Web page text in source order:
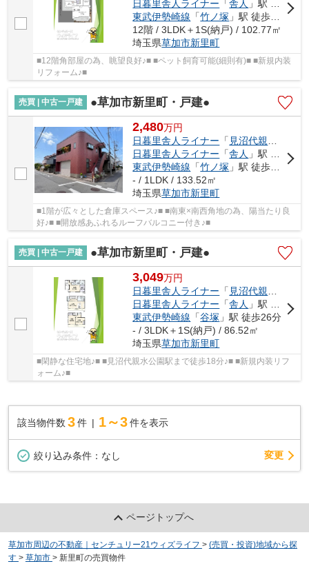
日暮里舎人ライナー 「舎人 」駅 徒歩21分
東武伊勢崎線 「竹ノ塚 」駅 徒歩30分
12階 / 3LDK＋1S(納戸) / 102.77㎡
埼玉県草加市新里町
■12階角部屋の為、眺望良好♪■ ■ペット飼育可能(細則有)■ ■新規内装
リフォーム♪■
売買 | 中古一戸建 ●草加市新里町・戸建●
2,480万円
日暮里舎人ライナー 「 見沼代親水公園
日暮里舎人ライナー 「舎人 」駅 徒歩19分
東武伊勢崎線 「竹ノ塚 」駅 徒歩24分
- / 1LDK / 133.52㎡
埼玉県草加市新里町
■1階が広々とした倉庫スペース♪■ ■南東×南西角地の為、陽当たり良
好♪■ ■開放感あふれるルーフバルコニー付き♪■
売買 | 中古一戸建 ●草加市新里町・戸建●
3,049万円
日暮里舎人ライナー 「 見沼代親水公園
日暮里舎人ライナー 「舎人 」駅 徒歩25分
東武伊勢崎線 「谷塚 」駅 徒歩26分
- / 3LDK＋1S(納戸) / 86.52㎡
埼玉県草加市新里町
■閑静な住宅地♪■ ■見沼代親水公園駅まで徒歩18分♪■ ■新規内装リフ
ォーム♪■
該当物件数 3件 1～3 件を表示
絞り込み条件： なし 変更
ページトップへ
草加市周辺の不動産｜センチュリー21ウィズライフ > (売買・投資)地域から探
す > 草加市 > 新里町の売買物件